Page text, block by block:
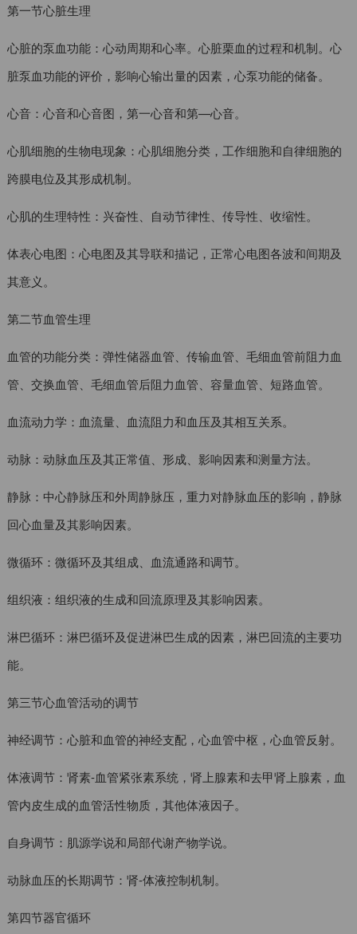
第一节心脏生理
心脏的泵血功能：心动周期和心率。心脏栗血的过程和机制。心
脏泵血功能的评价，影响心输出量的因素，心泵功能的储备。
心音：心音和心音图，第一心音和第—心音。
心肌细胞的生物电现象：心肌细胞分类，工作细胞和自律细胞的
跨膜电位及其形成机制。
心肌的生理特性：兴奋性、自动节律性、传导性、收缩性。
体表心电图：心电图及其导联和描记，正常心电图各波和间期及
其意义。
第二节血管生理
血管的功能分类：弹性储器血管、传输血管、毛细血管前阻力血
管、交换血管、毛细血管后阻力血管、容量血管、短路血管。
血流动力学：血流量、血流阻力和血压及其相互关系。
动脉：动脉血压及其正常值、形成、影响因素和测量方法。
静脉：中心静脉压和外周静脉压，重力对静脉血压的影响，静脉
回心血量及其影响因素。
微循环：微循环及其组成、血流通路和调节。
组织液：组织液的生成和回流原理及其影响因素。
淋巴循环：淋巴循环及促进淋巴生成的因素，淋巴回流的主要功
能。
第三节心血管活动的调节
神经调节：心脏和血管的神经支配，心血管中枢，心血管反射。
体液调节：肾素-血管紧张素系统，肾上腺素和去甲肾上腺素，血
管内皮生成的血管活性物质，其他体液因子。
自身调节：肌源学说和局部代谢产物学说。
动脉血压的长期调节：肾-体液控制机制。
第四节器官循环